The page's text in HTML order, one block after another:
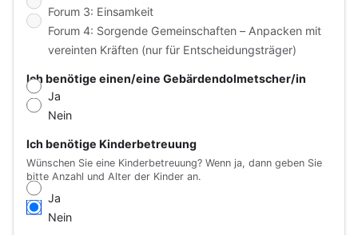
Forum 3: Einsamkeit
Forum 4: Sorgende Gemeinschaften – Anpacken mit
vereinten Kräften (nur für Entscheidungsträger)
Ich benötige einen/eine Gebärdendolmetscher/in
Ja
Nein
Ich benötige Kinderbetreuung
Wünschen Sie eine Kinderbetreuung? Wenn ja, dann geben Sie
bitte Anzahl und Alter der Kinder an.
Ja
Nein